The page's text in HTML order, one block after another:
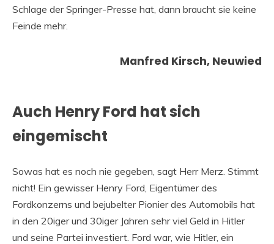
Schlage der Springer-Presse hat, dann braucht sie keine
Feinde mehr.
Manfred Kirsch, Neuwied
Auch Henry Ford hat sich
eingemischt
Sowas hat es noch nie gegeben, sagt Herr Merz. Stimmt
nicht! Ein gewisser Henry Ford, Eigentümer des
Fordkonzerns und bejubelter Pionier des Automobils hat
in den 20iger und 30iger Jahren sehr viel Geld in Hitler
und seine Partei investiert. Ford war, wie Hitler, ein